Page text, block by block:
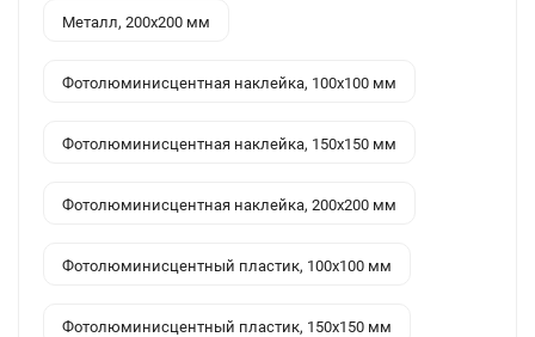
Металл, 200x200 мм
Фотолюминисцентная наклейка, 100x100 мм
Фотолюминисцентная наклейка, 150x150 мм
Фотолюминисцентная наклейка, 200x200 мм
Фотолюминисцентный пластик, 100x100 мм
Фотолюминисцентный пластик, 150x150 мм